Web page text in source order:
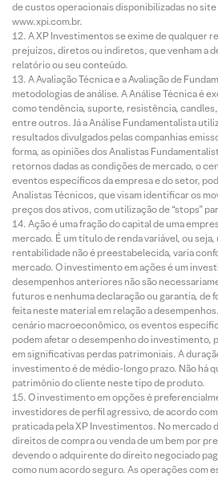
de custos operacionais disponibilizadas no
www.xpi.com.br.
A XP Investimentos se exime de qualquer
prejuízos, diretos ou indiretos, que venham a
relatório ou seu conteúdo.
A Avaliação Técnica e a Avaliação de
metodologias de análise. A Análise Técnica é
como tendência, suporte, resistência,
entre outros. Já a Análise Fundamentalista
resultados divulgados pelas companhias
forma, as opiniões dos Analistas
retornos dadas as condições de mercado, o
eventos específicos da empresa e do setor,
Analistas Técnicos, que visam identificar os
preços dos ativos, com utilização de “stops”
Ação é uma fração do capital de uma
mercado. É um título de renda variável, ou
rentabilidade não é preestabelecida, varia
mercado. O investimento em ações é um
desempenhos anteriores não são
futuros e nenhuma declaração ou garantia, de
feita neste material em relação a
cenário macroeconômico, os eventos
podem afetar o desempenho do investimento,
em significativas perdas patrimoniais. A
investimento é de médio-longo prazo. Não há
patrimônio do cliente neste tipo de produto.
O investimento em opções é
investidores de perfil agressivo, de acordo
praticada pela XP Investimentos. No mercado
direitos de compra ou venda de um bem por
devendo o adquirente do direito negociado
como num acordo seguro. As operações com